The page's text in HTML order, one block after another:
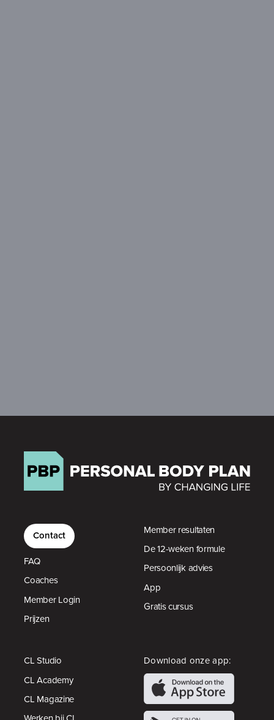
Contact
FAQ
Coaches
Member Login
Prijzen
Member resultaten
De 12-weken formule
Persoonlijk advies
App
Gratis cursus
CL Studio
CL Academy
CL Magazine
Download onze app: